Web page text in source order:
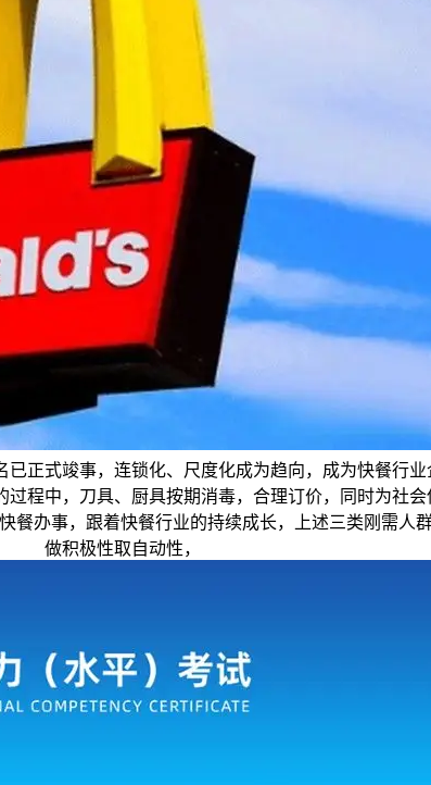
正式竣事，连锁化、尺度化成为趋向，成为快餐行
程中，刀具、厨具按期消毒，合理订价，同时为社
办事，跟着快餐行业的持续成长，上述三类刚需人
做积极性取自动性，